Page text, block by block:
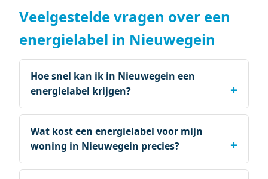
Veelgestelde vragen over een
energielabel in Nieuwegein
Hoe snel kan ik in Nieuwegein een
energielabel krijgen?
Wat kost een energielabel voor mijn
woning in Nieuwegein precies?